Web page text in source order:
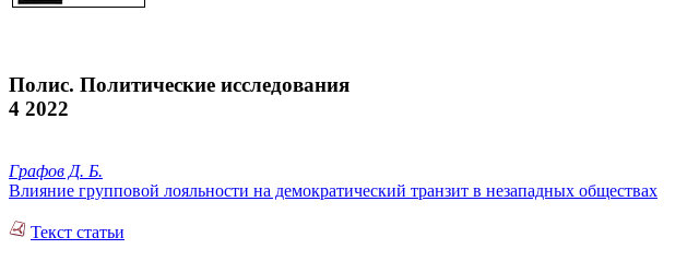
Полис. Политические исследования
4 2022
Графов Д. Б.
Влияние групповой лояльности на демократический транзит в незападных обществах
Текст статьи